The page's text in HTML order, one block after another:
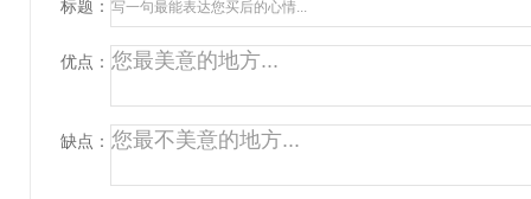
标题：
优点：
缺点：